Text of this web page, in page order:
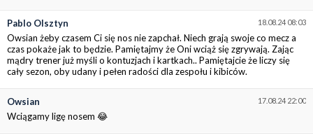
18.08.24 08:03
Pablo Olsztyn
Owsian żeby czasem Ci się nos nie zapchał. Niech grają swoje co mecz a
czas pokaże jak to będzie. Pamiętajmy że Oni wciąż się zgrywają. Zając
mądry trener już myśli o kontuzjach i kartkach.. Pamiętajcie że liczy się
cały sezon, oby udany i pełen radości dla zespołu i kibiców.
17.08.24 22:00
Owsian
Wciągamy ligę nosem 😂